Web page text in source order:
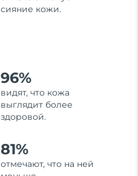
сияние кожи.
96%
видят, что кожа
выглядит более
здоровой.
81%
отмечают, что на ней